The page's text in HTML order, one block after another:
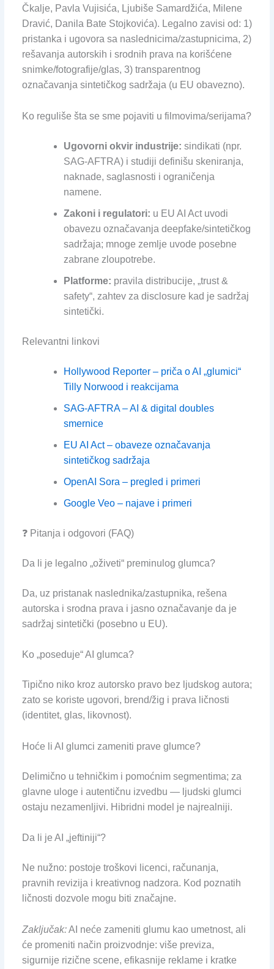
Čkalje, Pavla Vujisića, Ljubiše Samardžića, Milene
Dravić, Danila Bate Stojkovića). Legalno zavisi od: 1)
pristanka i ugovora sa naslednicima/zastupnicima, 2)
rešavanja autorskih i srodnih prava na korišćene
snimke/fotografije/glas, 3) transparentnog
označavanja sintetičkog sadržaja (u EU obavezno).
Ko reguliše šta se sme pojaviti u filmovima/serijama?
Ugovorni okvir industrije: sindikati (npr.
SAG-AFTRA) i studiji definišu skeniranja,
naknade, saglasnosti i ograničenja
namene.
Zakoni i regulatori: u EU AI Act uvodi
obavezu označavanja deepfake/sintetičkog
sadržaja; mnoge zemlje uvode posebne
zabrane zloupotrebe.
Platforme: pravila distribucije, „trust &
safety“, zahtev za disclosure kad je sadržaj
sintetički.
Relevantni linkovi
Hollywood Reporter – priča o AI „glumici“
Tilly Norwood i reakcijama
SAG-AFTRA – AI & digital doubles
smernice
EU AI Act – obaveze označavanja
sintetičkog sadržaja
OpenAI Sora – pregled i primeri
Google Veo – najave i primeri
❓ Pitanja i odgovori (FAQ)
Da li je legalno „oživeti“ preminulog glumca?
Da, uz pristanak naslednika/zastupnika, rešena
autorska i srodna prava i jasno označavanje da je
sadržaj sintetički (posebno u EU).
Ko „poseduje“ AI glumca?
Tipično niko kroz autorsko pravo bez ljudskog autora;
zato se koriste ugovori, brend/žig i prava ličnosti
(identitet, glas, likovnost).
Hoće li AI glumci zameniti prave glumce?
Delimično u tehničkim i pomoćnim segmentima; za
glavne uloge i autentičnu izvedbu — ljudski glumci
ostaju nezamenljivi. Hibridni model je najrealniji.
Da li je AI „jeftiniji“?
Ne nužno: postoje troškovi licenci, računanja,
pravnih revizija i kreativnog nadzora. Kod poznatih
ličnosti dozvole mogu biti značajne.
Zaključak:AI neće zameniti glumu kao umetnost, ali
će promeniti način proizvodnje: više previza,
sigurnije rizične scene, efikasnije reklame i kratke